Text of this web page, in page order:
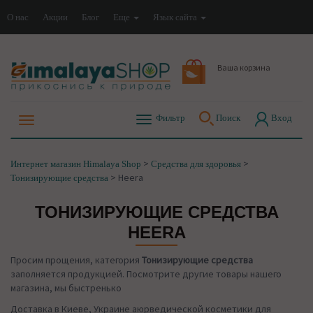
О нас Акции Блог Еще Язык сайта
Ваша корзина
Фильтр Поиск Вход
Интернет магазин Himalaya Shop > Средства для здоровья >
Тонизирующие средства > Heera
ТОНИЗИРУЮЩИЕ СРЕДСТВА
HEERA
Просим прощения, категория Тонизирующие средства
заполняется продукцией. Посмотрите другие товары нашего
магазина, мы быстренько
Доставка в Киеве, Украине аюрведической косметики для